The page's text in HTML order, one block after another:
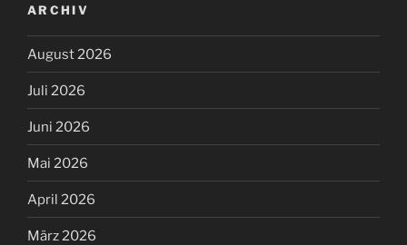
ARCHIV
August 2026
Juli 2026
Juni 2026
Mai 2026
April 2026
März 2026